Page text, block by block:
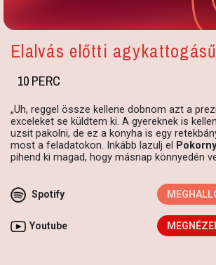
Elalvás előtti
10 PERC
„Uh, reggel össze kellene dobnom azt a
exceleket se küldtem ki. A gyereknek is
uzsit pakolni, de ez a konyha is egy
most a feladatokon. Inkább lazulj el
pihend ki magad, hogy másnap könnyedén
Spotify
Youtube